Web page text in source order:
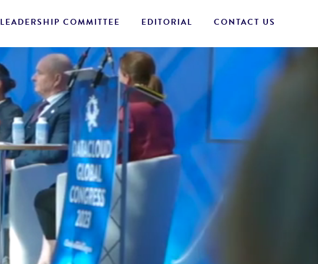
LEADERSHIP COMMITTEE EDITORIAL CONTACT US